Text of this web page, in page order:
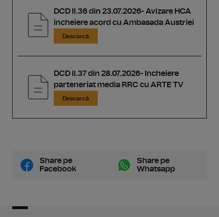
DCD II.36 din 23.07.2026- Avizare HCA
incheiere acord cu Ambasada Austriei
Descarcă
DCD II.37 din 28.07.2026- Incheiere
parteneriat media RRC cu ARTE TV
Descarcă
Share pe
Facebook
Share pe
Whatsapp